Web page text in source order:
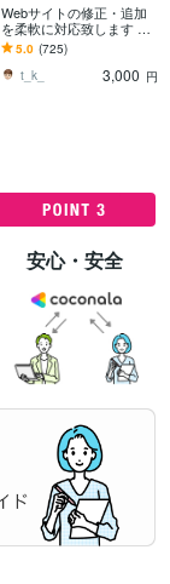
Webサイトの修正・追加
を柔軟に対応致します 静
的サイトや外部プラット
フォームなどの修正をお
手伝いします。
5.0 (725)
t_k_
3,000 円
安心・安全